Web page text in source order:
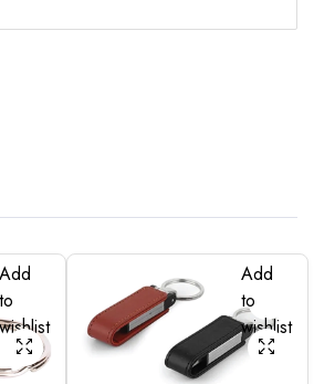
Add
to
wishlist
Add
to
wishlist